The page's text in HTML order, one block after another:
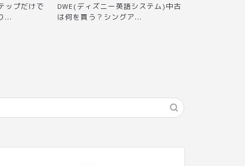
ップだけで
...
DWE(ディズニー英語システム)中古
は何を買う？シングア...